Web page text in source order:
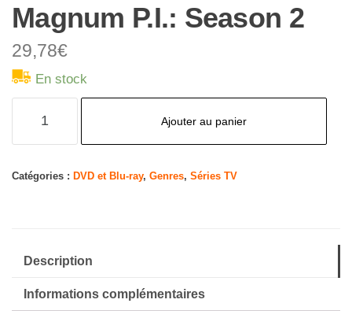
Magnum P.I.: Season 2
29,78€
En stock
P.I.:
Ajouter au panier
Catégories : DVD et Blu-ray, Genres, Séries TV
Description
Informations complémentaires